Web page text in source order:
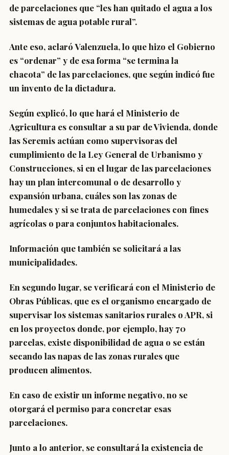
de parcelaciones que “les han quitado el agua a los
sistemas de agua potable rural”.
Ante eso, aclaró Valenzuela, lo que hizo el Gobierno
es “ordenar” y de esa forma “se termina la
chacota” de las parcelaciones, que según indicó fue
un invento de la dictadura.
Según explicó, lo que hará el Ministerio de
Agricultura es consultar a su par de Vivienda, donde
las Seremis actúan como supervisoras del
cumplimiento de la Ley General de Urbanismo y
Construcciones, si en el lugar de las parcelaciones
hay un plan intercomunal o de desarrollo y
expansión urbana, cuáles son las zonas de
humedales y si se trata de parcelaciones con fines
agrícolas o para conjuntos habitacionales.
Información que también se solicitará a las
municipalidades.
En segundo lugar, se verificará con el Ministerio de
Obras Públicas, que es el organismo encargado de
supervisar los sistemas sanitarios rurales o APR, si
en los proyectos donde, por ejemplo, hay 70
parcelas, existe disponibilidad de agua o se están
secando las napas de las zonas rurales que
producen alimentos.
En caso de existir un informe negativo, no se
otorgará el permiso para concretar esas
parcelaciones.
Junto a lo anterior, se consultará la existencia de